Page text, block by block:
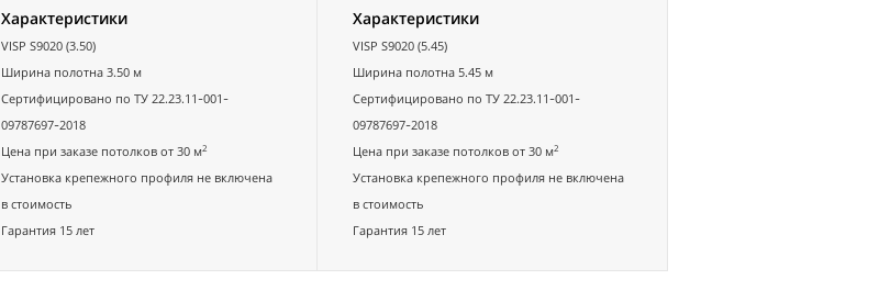
Характеристики
VISP S9020 (3.50)
Ширина полотна 3.50 м
Сертифицировано по ТУ 22.23.11-001-
09787697-2018
Цена при заказе потолков от 30 м2
Установка крепежного профиля не включена
в стоимость
Гарантия 15 лет
Характеристики
VISP S9020 (5.45)
Ширина полотна 5.45 м
Сертифицировано по ТУ 22.23.11-001-
09787697-2018
Цена при заказе потолков от 30 м2
Установка крепежного профиля не включена
в стоимость
Гарантия 15 лет